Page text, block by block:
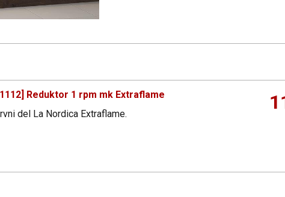
Reduktor 1 rpm mk Extraflame
del La Nordica Extraflame.